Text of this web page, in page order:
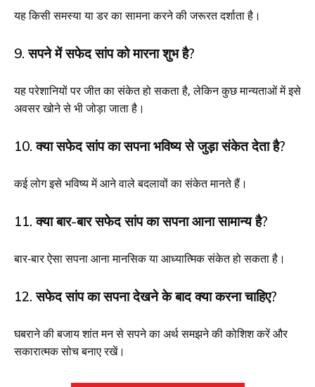
यह किसी समस्या या डर का सामना करने की जरूरत दर्शाता है।
9. सपने में सफेद सांप को मारना शुभ है?
यह परेशानियों पर जीत का संकेत हो सकता है, लेकिन कुछ मान्यताओं में इसे
अवसर खोने से भी जोड़ा जाता है।
10. क्या सफेद सांप का सपना भविष्य से जुड़ा संकेत देता है?
कई लोग इसे भविष्य में आने वाले बदलावों का संकेत मानते हैं।
11. क्या बार-बार सफेद सांप का सपना आना सामान्य है?
बार-बार ऐसा सपना आना मानसिक या आध्यात्मिक संकेत हो सकता है।
12. सफेद सांप का सपना देखने के बाद क्या करना चाहिए?
घबराने की बजाय शांत मन से सपने का अर्थ समझने की कोशिश करें और
सकारात्मक सोच बनाए रखें।